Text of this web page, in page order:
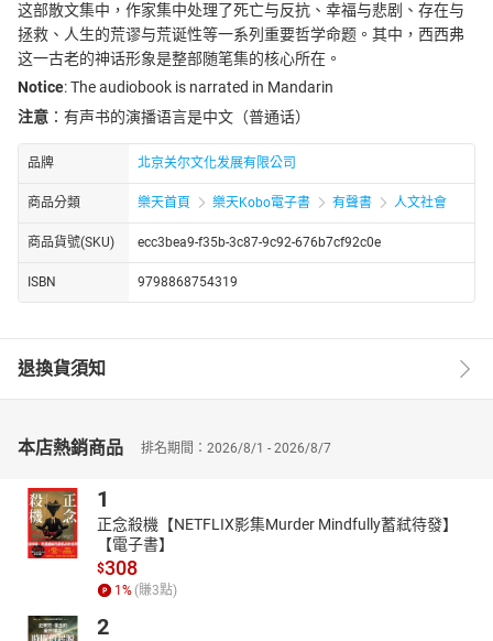
这部散文集中，作家集中处理了死亡与反抗、幸福与悲剧、存在与
拯救、人生的荒谬与荒诞性等一系列重要哲学命题。其中，西西弗
这一古老的神话形象是整部随笔集的核心所在。
Notice: The audiobook is narrated in Mandarin
注意 ：有声书的演播语言是中文（普通话）
品牌 北京关尔文化发展有限公司
商品分類 樂天首頁 樂天Kobo電子書 有聲書 人文社會
商品貨號(SKU) ecc3bea9-f35b-3c87-9c92-676b7cf92c0e
ISBN 9798868754319
退換貨須知
本店熱銷商品 排名期間：2026/8/1 - 2026/8/7
1
正念殺機【NETFLIX影集Murder Mindfully蓄弒待發】
【電子書】
$308
1 % (賺3點)
2